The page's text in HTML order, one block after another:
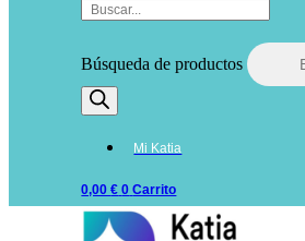
Búsqueda de productos
Mi Katia
0,00€ 0 Carrito